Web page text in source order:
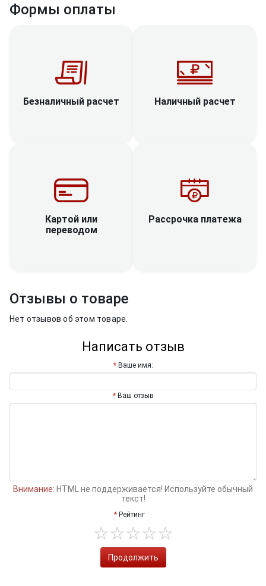
Формы оплаты
Безналичный расчет Наличный расчет
Картой или
переводом
Рассрочка платежа
Отзывы о товаре
Нет отзывов об этом товаре.
Написать отзыв
Ваше имя:
Ваш отзыв
Внимание: HTML не поддерживается! Используйте обычный
текст!
Рейтинг
Продолжить